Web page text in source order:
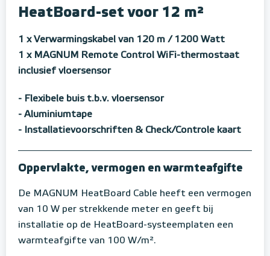
HeatBoard-set voor 12 m²
1 x Verwarmingskabel van 120 m / 1200 Watt
1 x MAGNUM Remote Control WiFi-thermostaat
inclusief vloersensor
- Flexibele buis t.b.v. vloersensor
- Aluminiumtape
- Installatievoorschriften & Check/Controle kaart
Oppervlakte, vermogen en warmteafgifte
De MAGNUM HeatBoard Cable heeft een vermogen
van 10 W per strekkende meter en geeft bij
installatie op de HeatBoard-systeemplaten een
warmteafgifte van 100 W/m².